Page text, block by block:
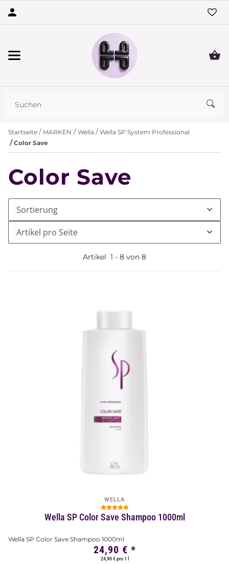
Startseite MARKEN Wella
Wella SP System Professional
Color Save
Color Save
Sortierung
Artikel pro Seite
Artikel 1 - 8 von 8
WELLA
Wella SP Color Save Shampoo 1000ml
Wella SP Color Save Shampoo 1000ml
24,90 € *
24,90 € pro 1 l